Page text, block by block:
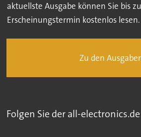
aktuellste Ausgabe können Sie bis
Erscheinungstermin kostenlos lesen.
Zu den
Folgen Sie der all-